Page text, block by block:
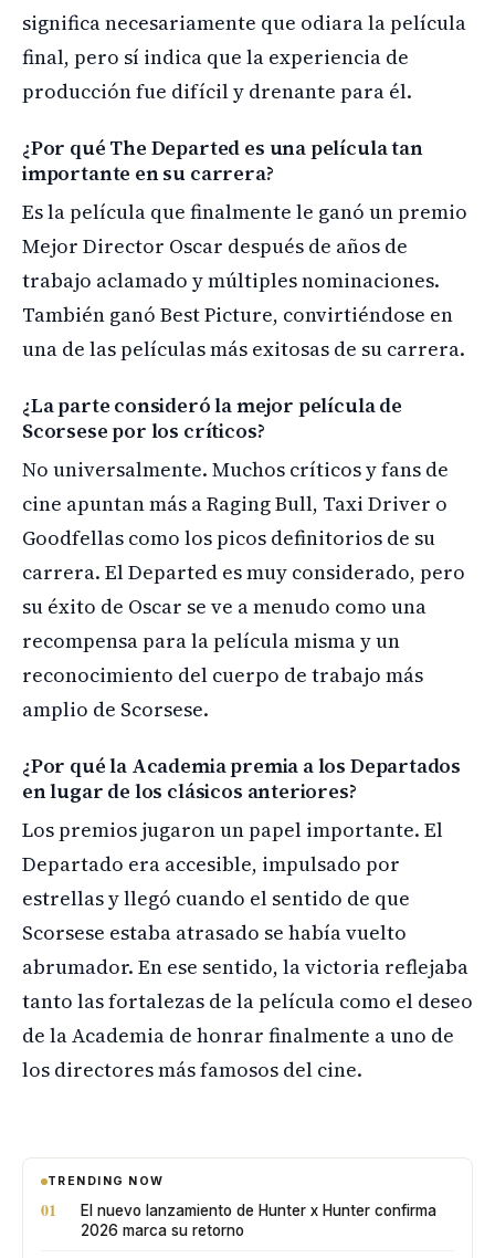
significa necesariamente que odiara la película
final, pero sí indica que la experiencia de
producción fue difícil y drenante para él.
¿Por qué The Departed es una película tan
importante en su carrera?
Es la película que finalmente le ganó un premio
Mejor Director Oscar después de años de
trabajo aclamado y múltiples nominaciones.
También ganó Best Picture, convirtiéndose en
una de las películas más exitosas de su carrera.
¿La parte consideró la mejor película de
Scorsese por los críticos?
No universalmente. Muchos críticos y fans de
cine apuntan más a Raging Bull, Taxi Driver o
Goodfellas como los picos definitorios de su
carrera. El Departed es muy considerado, pero
su éxito de Oscar se ve a menudo como una
recompensa para la película misma y un
reconocimiento del cuerpo de trabajo más
amplio de Scorsese.
¿Por qué la Academia premia a los Departados
en lugar de los clásicos anteriores?
Los premios jugaron un papel importante. El
Departado era accesible, impulsado por
estrellas y llegó cuando el sentido de que
Scorsese estaba atrasado se había vuelto
abrumador. En ese sentido, la victoria reflejaba
tanto las fortalezas de la película como el deseo
de la Academia de honrar finalmente a uno de
los directores más famosos del cine.
TRENDING NOW
01
El nuevo lanzamiento de Hunter x Hunter confirma
2026 marca su retorno